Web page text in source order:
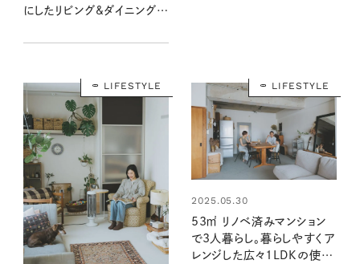
にしたリビング&ダイニング：
さん宅 前編
LIFESTYLE LIFESTYLE
2025.05.30
53㎡ リノベ済みマンション
で3人暮らし。暮らしやすくア
レンジした広々1LDKの使い